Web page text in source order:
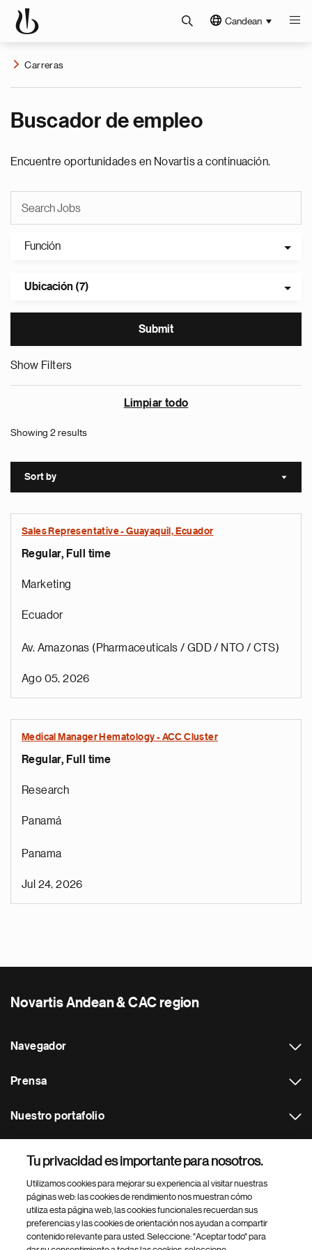
Candean
Carreras
Buscador de empleo
Encuentre oportunidades en Novartis a continuación.
Función
Ubicación (7)
Show Filters
Limpiar todo
Showing 2 results
Sort by Sort
Sales Representative - Guayaquil, Ecuador
Regular, Full time
Marketing
Ecuador
Av. Amazonas (Pharmaceuticals / GDD / NTO / CTS)
Ago 05, 2026
Medical Manager Hematology - ACC Cluster
Regular, Full time
Research
Panamá
Panama
Jul 24, 2026
Novartis Andean & CAC region
Navegador
Prensa
Nuestro portafolio
Footer Site Search
Tu privacidad es importante para nosotros.
Utilizamos cookies para mejorar su experiencia al visitar nuestras
páginas web: las cookies de rendimiento nos muestran cómo
utiliza esta página web, las cookies funcionales recuerdan sus
preferencias y las cookies de orientación nos ayudan a compartir
contenido relevante para usted. Seleccione: "Aceptar todo" para